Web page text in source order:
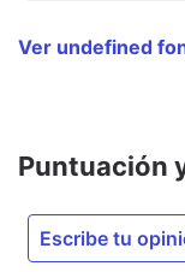
Ver undefined
Puntuación
Escribe tu